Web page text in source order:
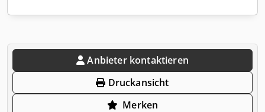
Anbieter kontaktieren
Druckansicht
Merken